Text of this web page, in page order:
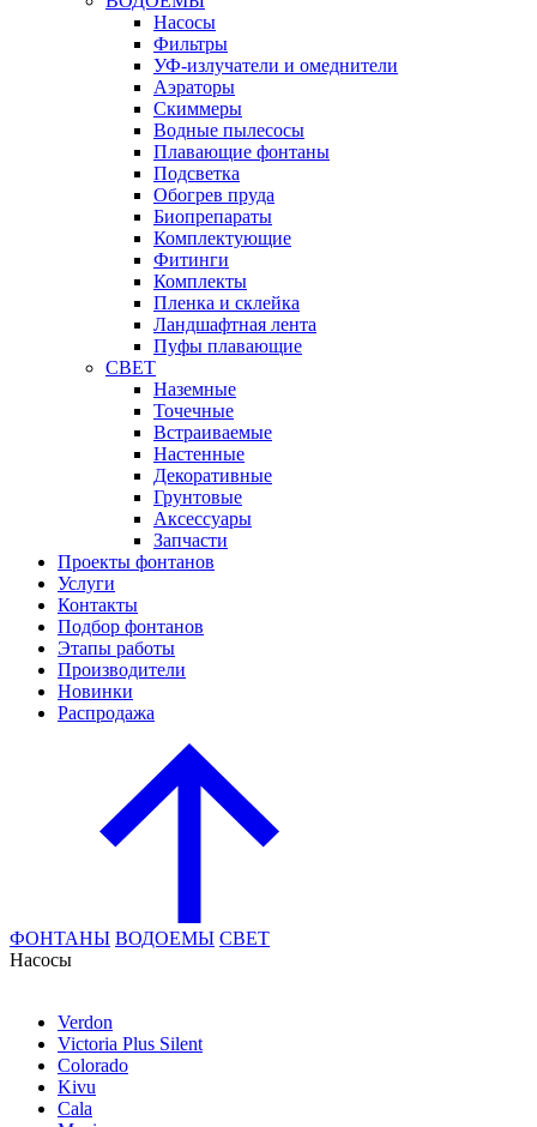
Насосы
Фильтры
УФ-излучатели и омеднители
Аэраторы
Cкиммеры
Водные пылесосы
Плавающие фонтаны
Подсветка
Обогрев пруда
Биопрепараты
Комплектующие
Фитинги
Комплекты
Пленка и склейка
Ландшафтная лента
Пуфы плавающие
СВЕТ
Наземные
Точечные
Встраиваемые
Настенные
Декоративные
Грунтовые
Аксессуары
Запчасти
Проекты фонтанов
Услуги
Контакты
Подбор фонтанов
Этапы работы
Производители
Новинки
Распродажа
ФОНТАНЫ ВОДОЕМЫ СВЕТ
Насосы
Verdon
Victoria Plus Silent
Colorado
Kivu
Cala